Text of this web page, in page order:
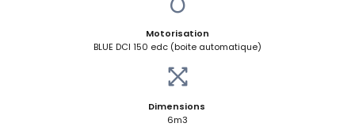
Motorisation
BLUE DCI 150 edc (boite automatique)
Dimensions
6m3